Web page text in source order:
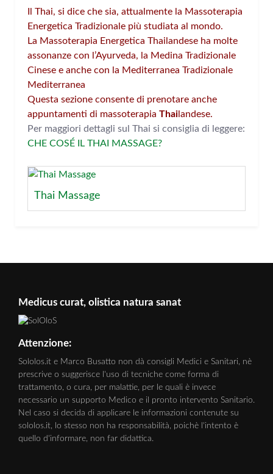
Il Thai, si dice che sia, attualmente la Massoterapia
Energetica Tradizionale più studiata al mondo.
La Massoterapia Energetica Thailandese ha molte
assonanze con l’Ayurveda, la Medina Tradizionale
Cinese e anche con la Mediterranea Tradizionale
Mediterranea
Questa sezione consente di prenotare anche
appuntamenti di massoterapia Thai landese.
Per maggiori dettagli sul Thai si consiglia di leggere:
CHE COSÉ IL THAI MASSAGE?
Thai Massage
Medicus curat, olistica natura sanat
Attenzione:
Sololos.it e Marco Busatto non dà consigli Medici e Sanitari, nè
prescrive o suggerisce l'uso di tecniche come forma di
trattamento, o cura, per malattie, per le quali è invece
necessario un supporto Medico e il pronto intervento Sanitario.
Nel caso si decida di applicare le informazioni contenute su
sololos.it, lo stesso non ha responsabilità, poichè l'intento è
quello d'informare, non far didattica.